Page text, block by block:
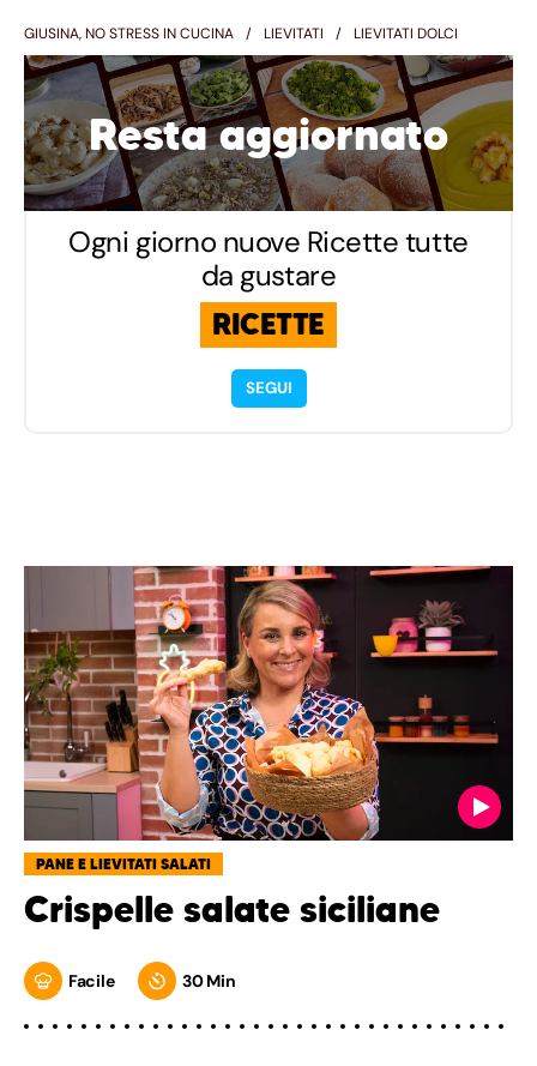
GIUSINA, NO STRESS IN CUCINA LIEVITATI LIEVITATI DOLCI
Resta aggiornato
Ogni giorno nuove Ricette tutte
da gustare
RICETTE
SEGUI
PANE E LIEVITATI SALATI
Crispelle salate siciliane
Facile 30 Min